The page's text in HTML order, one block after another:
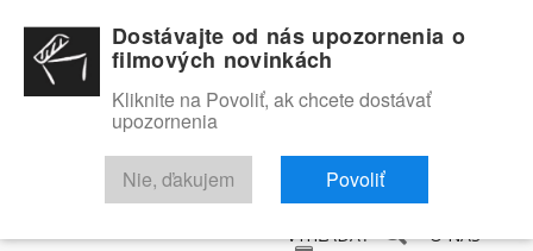
RECENZIE TRAILERY FILMOVÁ DATABÁZA
VYHĽADAŤ O NÁS
Dostávajte od nás upozornenia o
filmových novinkách
Kliknite na Povoliť, ak chcete dostávať
upozornenia
Nie, ďakujem Povoliť